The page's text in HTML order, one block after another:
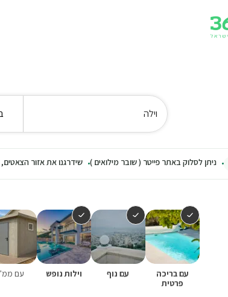
וילה
ניתן לסלוק באתר פייטר ( שובר מילואים ) שידרגנו את אזור
עם בריכה
פרטית
עם נוף וילות נופש עם